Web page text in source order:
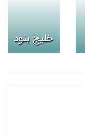
خلیج بنود